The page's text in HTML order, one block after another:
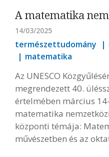
A matematika
14/03/2025
természettudomány
matematika
Az UNESCO
megrendezett 40.
értelmében március
matematika
központi témája:
művészetben és az